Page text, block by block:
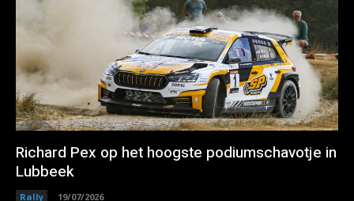
Richard Pex op het hoogste podiumschavotje in
Lubbeek
Rally 19/07/2026